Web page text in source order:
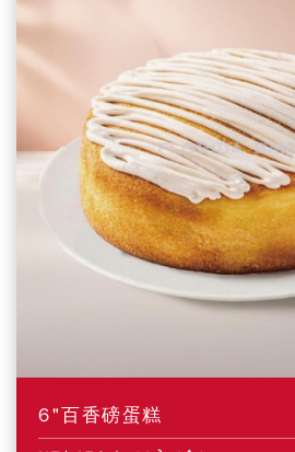
6"百香磅蛋糕